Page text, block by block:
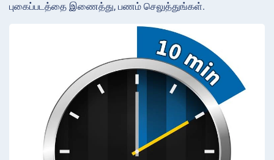
புகைப்படத்தை இணைத்து, பணம் செலுத்துங்கள்.